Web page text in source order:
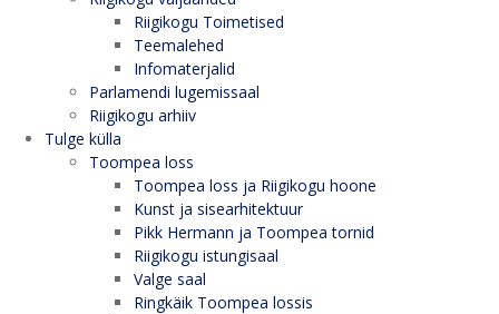
Riigikogu Toimetised
Teemalehed
Infomaterjalid
Parlamendi lugemissaal
Riigikogu arhiiv
Tulge külla
Toompea loss
Toompea loss ja Riigikogu hoone
Kunst ja sisearhitektuur
Pikk Hermann ja Toompea tornid
Riigikogu istungisaal
Valge saal
Ringkäik Toompea lossis